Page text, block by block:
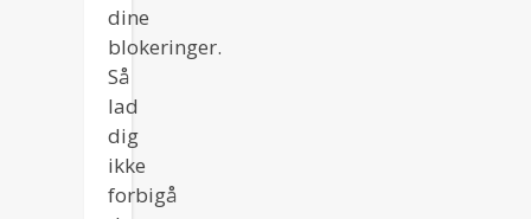
dine
blokeringer.
Så
lad
dig
ikke
forbigå